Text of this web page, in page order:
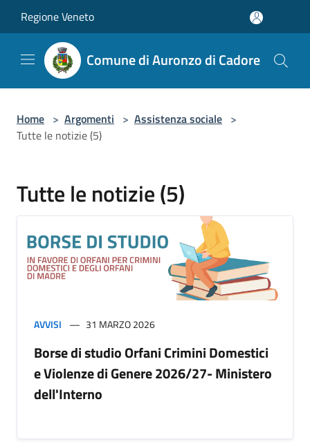
Regione Veneto
Comune di Auronzo di Cadore
Home > Argomenti > Assistenza sociale >
Tutte le notizie (5)
Tutte le notizie (5)
AVVISI 31 MARZO 2026
Borse di studio Orfani Crimini Domestici
e Violenze di Genere 2026/27- Ministero
dell'Interno